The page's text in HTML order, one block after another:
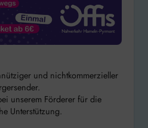
und nichtkommerzieller
unserem Förderer für die
Unterstützung.